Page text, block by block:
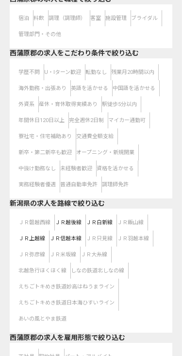
宿泊 料飲 調理（調理師） 客室 施設管理 ブライダル
管理部門・その他
西蒲原郡の求人をこだわり条件で絞り込む
学歴不問 U・Iターン歓迎 転勤なし 残業月20時間以内
海外勤務・出張あり 英語を活かせる 中国語を活かせる
外資系 産休・育休取得実績あり 駅徒歩5分以内
年間休日120日以上 完全週休2日制 マイカー通勤可
寮社宅・住宅補助あり 交通費全額支給
新卒・第二新卒も歓迎 オープニング・新規開業
中抜け勤務なし 未経験者歓迎 資格を活かせる
実務経験者優遇 普通自動車免許 調理師免許
新潟県の求人を路線で絞り込む
ＪＲ磐越西線 ＪＲ越後線 ＪＲ白新線 ＪＲ飯山線
ＪＲ上越線 ＪＲ信越本線 ＪＲ只見線 ＪＲ羽越本線
ＪＲ弥彦線 ＪＲ米坂線 ＪＲ大糸線
北越急行ほくほく線 しなの鉄道北しなの線
えちごトキめき鉄道妙高はねうまライン
えちごトキめき鉄道日本海ひすいライン
あいの風とやま鉄道
西蒲原郡の求人を雇用形態で絞り込む